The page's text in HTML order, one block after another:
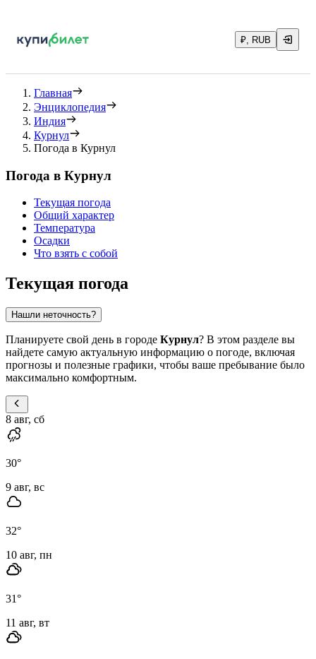
₽, RUB
Главная
Энциклопедия
Индия
Курнул
Погода в Курнул
Погода в Курнул
Текущая погода
Общий характер
Температура
Осадки
Что взять с собой
Текущая погода
Нашли неточность?
Планируете свой день в городе Курнул? В этом разделе вы
найдете самую актуальную информацию о погоде, включая
прогнозы и полезные графики, чтобы ваше пребывание было
максимально комфортным.
8 авг, сб
30°
9 авг, вс
32°
10 авг, пн
31°
11 авг, вт